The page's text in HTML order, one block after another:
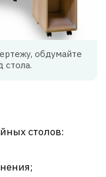
обдумайте
стола.
столов: